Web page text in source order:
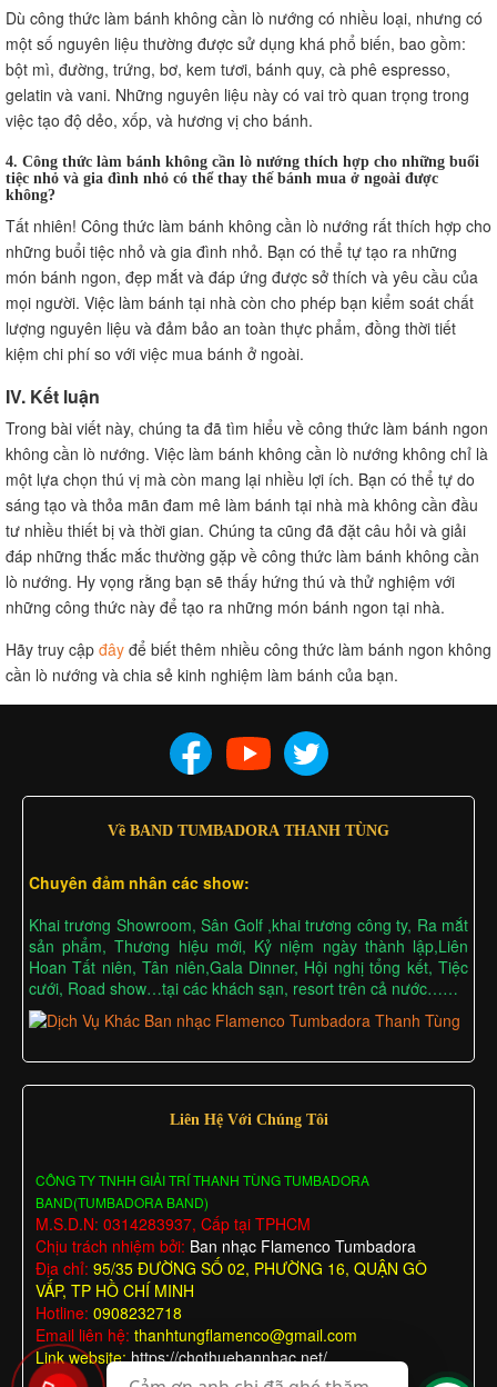
Dù công thức làm bánh không cần lò nướng có nhiều loại, nhưng có
một số nguyên liệu thường được sử dụng khá phổ biến, bao gồm:
bột mì, đường, trứng, bơ, kem tươi, bánh quy, cà phê espresso,
gelatin và vani. Những nguyên liệu này có vai trò quan trọng trong
việc tạo độ dẻo, xốp, và hương vị cho bánh.
4. Công thức làm bánh không cần lò nướng thích hợp cho những buổi
tiệc nhỏ và gia đình nhỏ có thể thay thế bánh mua ở ngoài được
không?
Tất nhiên! Công thức làm bánh không cần lò nướng rất thích hợp cho
những buổi tiệc nhỏ và gia đình nhỏ. Bạn có thể tự tạo ra những
món bánh ngon, đẹp mắt và đáp ứng được sở thích và yêu cầu của
mọi người. Việc làm bánh tại nhà còn cho phép bạn kiểm soát chất
lượng nguyên liệu và đảm bảo an toàn thực phẩm, đồng thời tiết
kiệm chi phí so với việc mua bánh ở ngoài.
IV. Kết luận
Trong bài viết này, chúng ta đã tìm hiểu về công thức làm bánh ngon
không cần lò nướng. Việc làm bánh không cần lò nướng không chỉ là
một lựa chọn thú vị mà còn mang lại nhiều lợi ích. Bạn có thể tự do
sáng tạo và thỏa mãn đam mê làm bánh tại nhà mà không cần đầu
tư nhiều thiết bị và thời gian. Chúng ta cũng đã đặt câu hỏi và giải
đáp những thắc mắc thường gặp về công thức làm bánh không cần
lò nướng. Hy vọng rằng bạn sẽ thấy hứng thú và thử nghiệm với
những công thức này để tạo ra những món bánh ngon tại nhà.
Hãy truy cập đây để biết thêm nhiều công thức làm bánh ngon không
cần lò nướng và chia sẻ kinh nghiệm làm bánh của bạn.
Về BAND TUMBADORA THANH TÙNG
Chuyên đảm nhân các show:
Khai trương Showroom, Sân Golf ,khai trương công ty, Ra mắt
sản phẩm, Thương hiệu mới, Kỷ niệm ngày thành lập,Liên
Hoan Tất niên, Tân niên,Gala Dinner, Hội nghị tổng kết, Tiệc
cưới, Road show…tại các khách sạn, resort trên cả nước……
Liên Hệ Với Chúng Tôi
CÔNG TY TNHH GIẢI TRÍ THANH TÙNG TUMBADORA
BAND(TUMBADORA BAND)
M.S.D.N: 0314283937, Cấp tại TPHCM
Chịu trách nhiệm bởi: Ban nhạc Flamenco Tumbadora
Địa chỉ: 95/35 ĐƯỜNG SỐ 02, PHƯỜNG 16, QUẬN GÒ
VẤP, TP HỒ CHÍ MINH
Hotline: 0908232718
Email liên hệ: thanhtungflamenco@gmail.com
Link website:https://chothuebannhac.net/